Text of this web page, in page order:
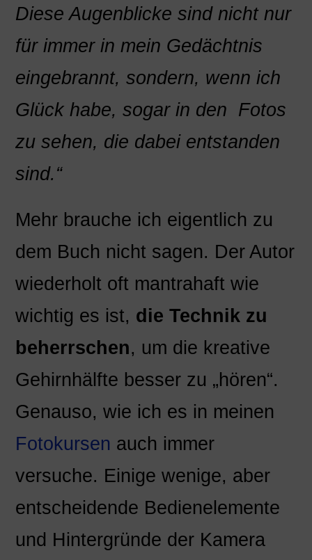
Diese Augenblicke sind nicht nur
für immer in mein Gedächtnis
eingebrannt, sondern, wenn ich
Glück habe, sogar in den Fotos
zu sehen, die dabei entstanden
sind.“
Mehr brauche ich eigentlich zu
dem Buch nicht sagen. Der Autor
wiederholt oft mantrahaft wie
wichtig es ist, die Technik zu
beherrschen, um die kreative
Gehirnhälfte besser zu „hören“.
Genauso, wie ich es in meinen
Fotokursen auch immer
versuche. Einige wenige, aber
entscheidende Bedienelemente
und Hintergründe der Kamera